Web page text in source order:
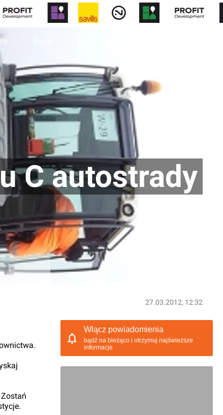
C autostrady
27.03.2012, 12:32
Włącz powiadomienia
bądź na bieżąco i otrzymuj najświeższe
informacje